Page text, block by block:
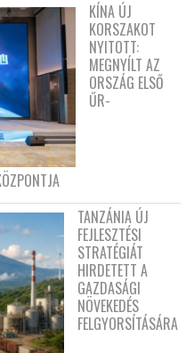
KÍNA ÚJ
KORSZAKOT
NYITOTT:
MEGNYÍLT AZ
ORSZÁG ELSŐ
ŰR-
TANZÁNIA ÚJ
FEJLESZTÉSI
STRATÉGIÁT
HIRDETETT A
GAZDASÁGI
NÖVEKEDÉS
FELGYORSÍTÁSÁRA